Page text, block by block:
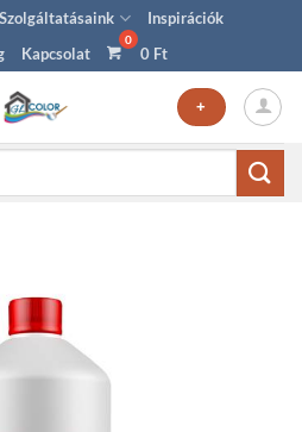
Szolgáltatásaink
Inspirációk
Kapcsolat 0 Ft
+